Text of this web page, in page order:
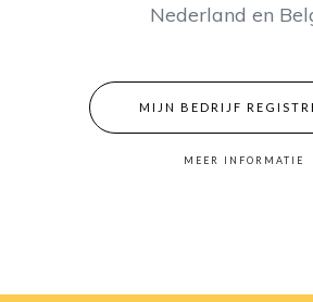
Nederland en
MIJN BEDRIJF
MEER INFORMATIE